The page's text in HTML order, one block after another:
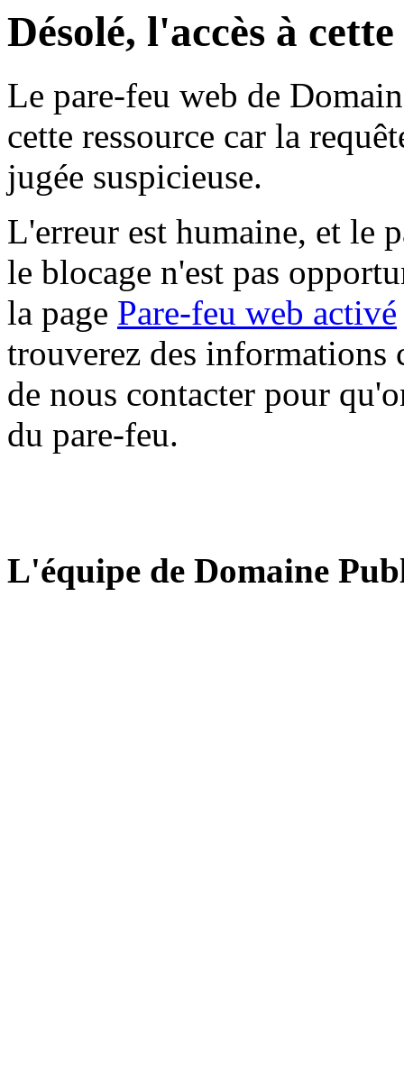
Désolé, l'accès à
Le pare-feu web de
cette ressource car la
jugée suspicieuse.
L'erreur est humaine, et le
le blocage n'est pas
la page Pare-feu web activé
trouverez des informations
de nous contacter pour
du pare-feu.
L'équipe de Domaine